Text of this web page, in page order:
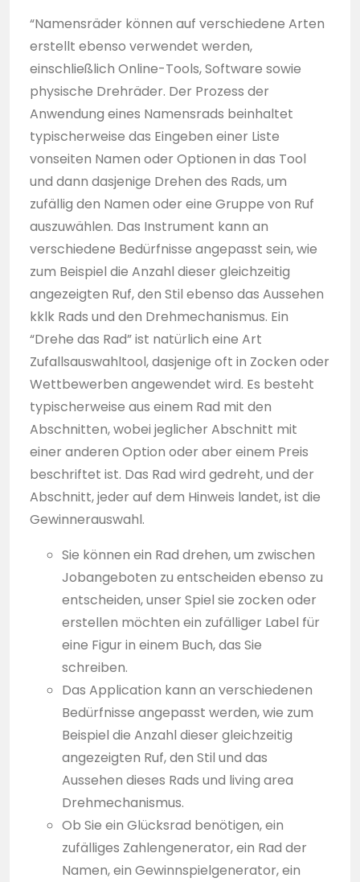
“Namensräder können auf verschiedene Arten
erstellt ebenso verwendet werden,
einschließlich Online-Tools, Software sowie
physische Drehräder. Der Prozess der
Anwendung eines Namensrads beinhaltet
typischerweise das Eingeben einer Liste
vonseiten Namen oder Optionen in das Tool
und dann dasjenige Drehen des Rads, um
zufällig den Namen oder eine Gruppe von Ruf
auszuwählen. Das Instrument kann an
verschiedene Bedürfnisse angepasst sein, wie
zum Beispiel die Anzahl dieser gleichzeitig
angezeigten Ruf, den Stil ebenso das Aussehen
kklk Rads und den Drehmechanismus. Ein
“Drehe das Rad” ist natürlich eine Art
Zufallsauswahltool, dasjenige oft in Zocken oder
Wettbewerben angewendet wird. Es besteht
typischerweise aus einem Rad mit den
Abschnitten, wobei jeglicher Abschnitt mit
einer anderen Option oder aber einem Preis
beschriftet ist. Das Rad wird gedreht, und der
Abschnitt, jeder auf dem Hinweis landet, ist die
Gewinnerauswahl.
Sie können ein Rad drehen, um zwischen
Jobangeboten zu entscheiden ebenso zu
entscheiden, unser Spiel sie zocken oder
erstellen möchten ein zufälliger Label für
eine Figur in einem Buch, das Sie
schreiben.
Das Application kann an verschiedenen
Bedürfnisse angepasst werden, wie zum
Beispiel die Anzahl dieser gleichzeitig
angezeigten Ruf, den Stil und das
Aussehen dieses Rads und living area
Drehmechanismus.
Ob Sie ein Glücksrad benötigen, ein
zufälliges Zahlengenerator, ein Rad der
Namen, ein Gewinnspielgenerator, ein